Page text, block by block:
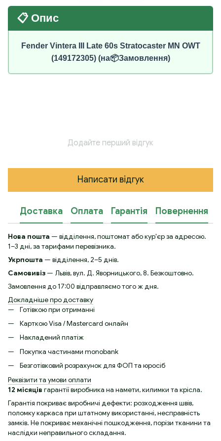
📋 Опис
Fender Vintera III Late 60s Stratocaster MN OWT
(149172305) (на📦Замовлення)
Додайте перший відгук
Написати відгук
Доставка Оплата Гарантія Повернення
Нова пошта — відділення, поштомат або кур'єр за адресою.
1–3 дні, за тарифами перевізника.
Укрпошта — відділення, 2–5 днів.
Самовивіз— Львів, вул. Д. Яворницького, 8. Безкоштовно.
Замовлення до 17:00 відправляємо того ж дня.
Докладніше про доставку
Готівкою при отриманні
Карткою Visa / Mastercard онлайн
Накладений платіж
Покупка частинами monobank
Безготівковий розрахунок для ФОП та юросіб
Реквізити та умови оплати
12 місяців гарантії виробника на намети, килимки та крісла.
Гарантія покриває виробничі дефекти: розходження швів,
поломку каркаса при штатному використанні, несправність
замків. Не покриває механічні пошкодження, порізи тканини та
наслідки неправильного складання.